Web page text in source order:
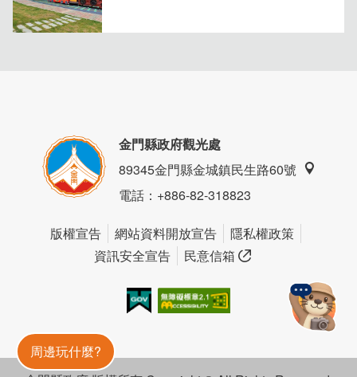
「家庭房」利用層板將寬敞的房內空間做些變化，也讓每個
好放鬆。
金門縣政府觀光處
89345金門縣金城鎮民生路60號
電話：+886-82-318823
版權宣告 網站資料開放宣告
隱私權政策
資訊安全宣告
民意信箱
周邊玩什麼?